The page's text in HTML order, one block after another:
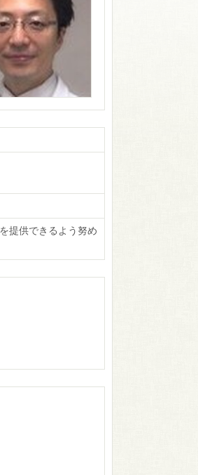
提供できるよう努め